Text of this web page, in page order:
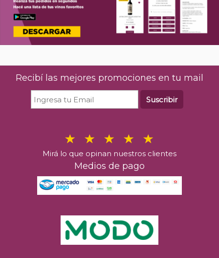
Recibí las mejores promociones en tu mail
Suscribir
Mirá lo que opinan nuestros clientes
Medios de pago